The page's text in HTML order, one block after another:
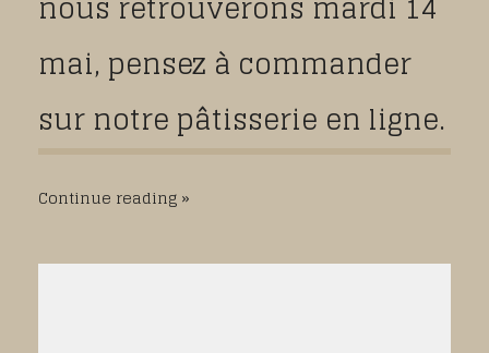
mai, pensez à commander
sur notre pâtisserie en ligne.
Continue reading